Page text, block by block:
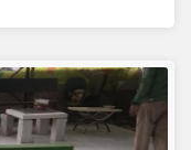
Al
tua